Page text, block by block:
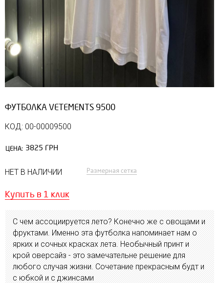
ФУТБОЛКА VETEMENTS 9500
КОД: 00-00009500
ЦЕНА: 3825 ГРН
НЕТ В НАЛИЧИИ Размерная сетка
Купить в 1 клик
С чем ассоциируется лето? Конечно же с овощами и
фруктами. Именно эта футболка напоминает нам о
ярких и сочных красках лета. Необычный принт и
крой оверсайз - это замечательне решение для
любого случая жизни. Сочетание прекрасным будт и
с юбкой и с джинсами